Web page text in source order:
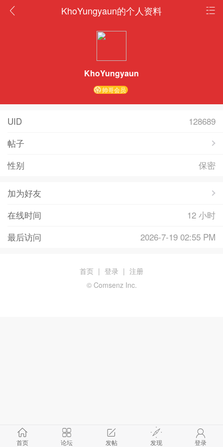
KhoYungyaun的个人资料
KhoYungyaun
帅哥会员
UID
128689
帖子
性别
保密
加为好友
在线时间
12 小时
最后访问
2026-7-19 02:55 PM
首页 论坛 发帖 发现 登录
首页 | 登录 | 注册
© Comsenz Inc.